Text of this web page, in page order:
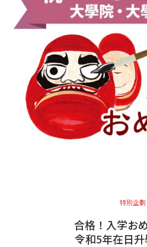
特別企劃
合格！入学お
令和5年在日